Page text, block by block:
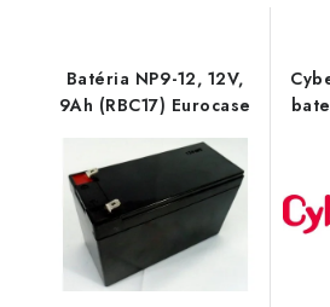
Batéria NP9-12, 12V,
9Ah (RBC17) Eurocase